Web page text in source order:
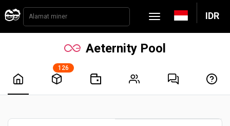
IDR
Aeternity Pool
126